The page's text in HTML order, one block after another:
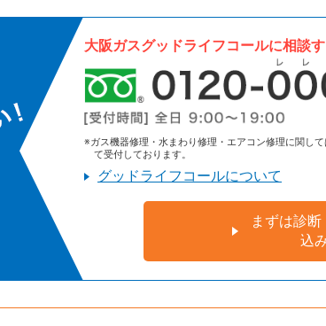
大阪ガスグッドライフコールに相談
※ガス機器修理・水まわり修理・エアコン修理に関し
て受付しております。
グッドライフコールについて
まずは診
込